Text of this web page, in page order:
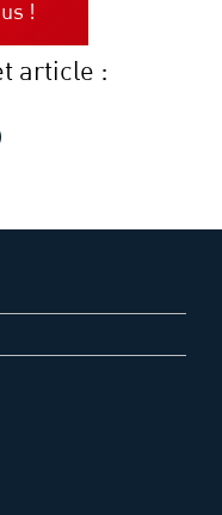
!
article :